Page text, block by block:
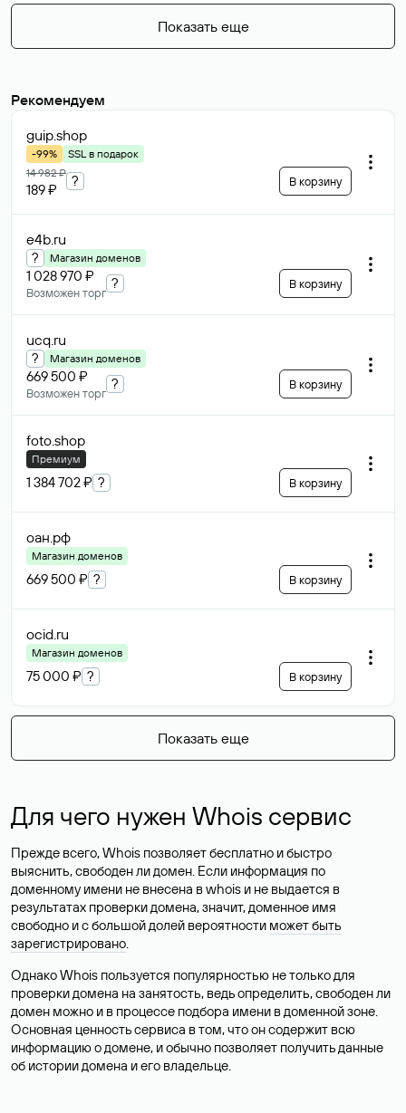
Показать еще
Рекомендуем
guip.shop
-99%
SSL в подарок
14 982 ₽
189 ₽
? В корзину
e4b.ru
? Магазин доменов
1 028 970 ₽
Возможен торг
? В корзину
ucq.ru
? Магазин доменов
669 500 ₽
Возможен торг
? В корзину
foto.shop
Премиум
1 384 702 ₽ ? В корзину
оан.рф
Магазин доменов
669 500 ₽ ? В корзину
ocid.ru
Магазин доменов
75 000 ₽ ? В корзину
Показать еще
Для чего нужен Whois сервис
Прежде всего, Whois позволяет бесплатно и быстро
выяснить, свободен ли домен. Если информация по
доменному имени не внесена в whois и не выдается в
результатах проверки домена, значит, доменное имя
свободно и с большой долей вероятности может быть
зарегистрировано.
Однако Whois пользуется популярностью не только для
проверки домена на занятость, ведь определить, свободен ли
домен можно и в процессе подбора имени в доменной зоне.
Основная ценность сервиса в том, что он содержит всю
информацию о домене, и обычно позволяет получить данные
об истории домена и его владельце.